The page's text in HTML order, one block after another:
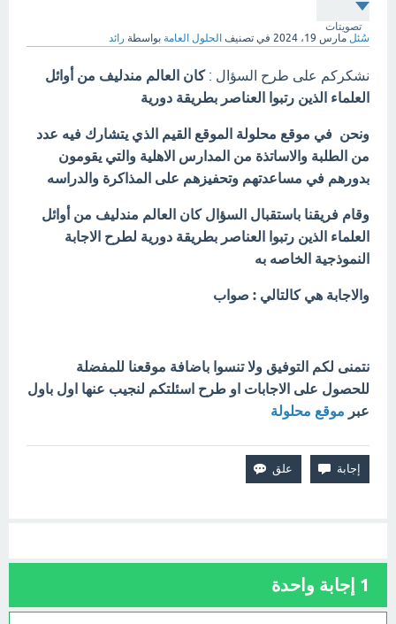
تصويتات
سُئل مارس 19، 2024 في تصنيف الحلول العامة بواسطة رائد
نشكركم على طرح السؤال :كان العالم مندليف من أوائل
العلماء الذين رتبوا العناصر بطريقة دورية
ونحن في موقع محلولة الموقع القيم الذي يتشارك فيه عدد
من الطلبة والاساتذة من المدارس الاهلية والتي يقومون
بدورهم في مساعدتهم وتحفيزهم على المذاكرة والدراسه
وقام فريقنا باستقبال السؤال كان العالم مندليف من أوائل
العلماء الذين رتبوا العناصر بطريقة دورية لطرح الاجابة
النموذجية الخاصه به
والاجابة هي كالتالي : صواب
نتمنى لكم التوفيق ولا تنسوا باضافة موقعنا للمفضلة
للحصول على الاجابات او طرح اسئلتكم لنجيب عنها اول باول
عبر موقع محلولة
1 إجابة واحدة